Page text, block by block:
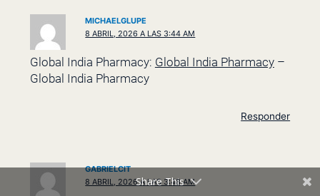
MICHAELGLUPE
8 ABRIL, 2026 A LAS 3:44 AM
Global India Pharmacy: Global India Pharmacy–
Global India Pharmacy
Responder
GABRIELCIT
8 ABRIL, 2026 A LAS 3:48 AM
Share This